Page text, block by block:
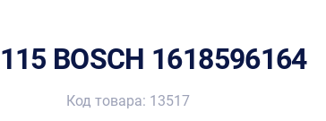
BOSCH 1618596164
Код товара: 13517